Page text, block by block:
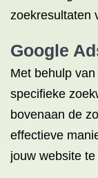
zoekresultaten
Google
Met behulp
specifieke
bovenaan de
effectieve
jouw website